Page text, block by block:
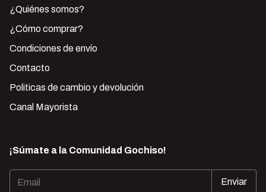
¿Quiénes somos?
¿Cómo comprar?
Condiciones de envío
Contacto
Politicas de cambio y devolución
Canal Mayorista
¡Súmate a la Comunidad Gochiso!